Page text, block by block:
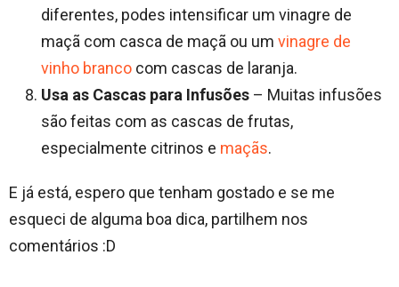
diferentes, podes intensificar um vinagre de
maçã com casca de maçã ou um vinagre de
vinho branco com cascas de laranja.
Usa as Cascas para Infusões – Muitas infusões
são feitas com as cascas de frutas,
especialmente citrinos e maçãs.
E já está, espero que tenham gostado e se me
esqueci de alguma boa dica, partilhem nos
comentários :D